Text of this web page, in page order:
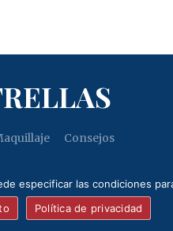
Consejos
Estrellas.
especificar las condiciones
Política de privacidad